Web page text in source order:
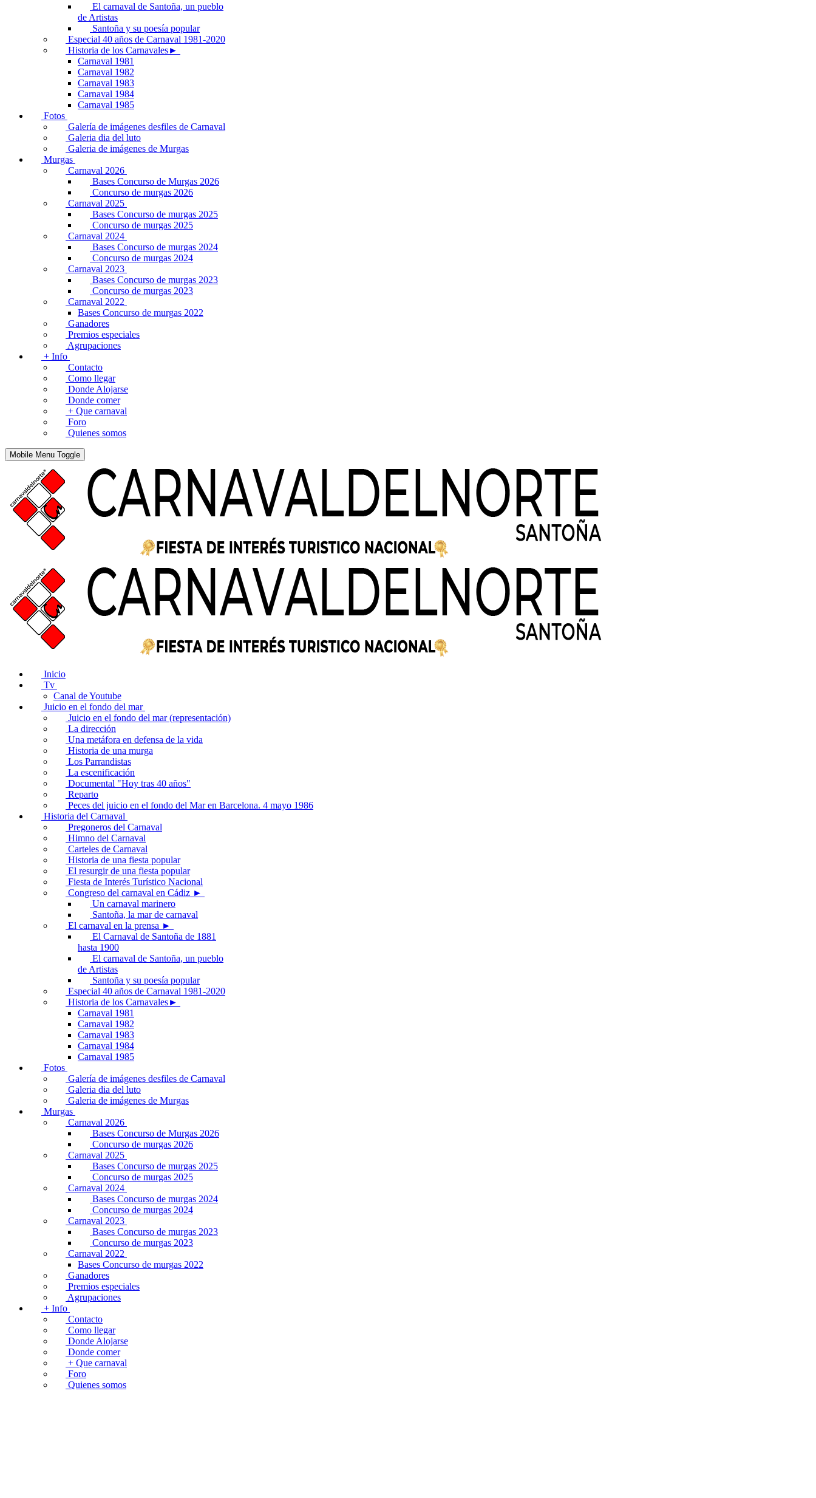
El carnaval de Santoña, un pueblo
de Artistas
Santoña y su poesía popular
Especial 40 años de Carnaval 1981-2020
Historia de los Carnavales►
Carnaval 1981
Carnaval 1982
Carnaval 1983
Carnaval 1984
Carnaval 1985
Fotos
Galería de imágenes desfiles de Carnaval
Galeria dia del luto
Galeria de imágenes de Murgas
Murgas
Carnaval 2026
Bases Concurso de Murgas 2026
Concurso de murgas 2026
Carnaval 2025
Bases Concurso de murgas 2025
Concurso de murgas 2025
Carnaval 2024
Bases Concurso de murgas 2024
Concurso de murgas 2024
Carnaval 2023
Bases Concurso de murgas 2023
Concurso de murgas 2023
Carnaval 2022
Bases Concurso de murgas 2022
Ganadores
Premios especiales
Agrupaciones
+ Info
Contacto
Como llegar
Donde Alojarse
Donde comer
+ Que carnaval
Foro
Quienes somos
Mobile Menu Toggle
Inicio
Tv
Canal de Youtube
Juicio en el fondo del mar
Juicio en el fondo del mar (representación)
La dirección
Una metáfora en defensa de la vida
Historia de una murga
Los Parrandistas
La escenificación
Documental "Hoy tras 40 años"
Reparto
Peces del juicio en el fondo del Mar en Barcelona. 4 mayo 1986
Historia del Carnaval
Pregoneros del Carnaval
Himno del Carnaval
Carteles de Carnaval
Historia de una fiesta popular
El resurgir de una fiesta popular
Fiesta de Interés Turístico Nacional
Congreso del carnaval en Cádiz ►
Un carnaval marinero
Santoña, la mar de carnaval
El carnaval en la prensa ►
El Carnaval de Santoña de 1881
hasta 1900
El carnaval de Santoña, un pueblo
de Artistas
Santoña y su poesía popular
Especial 40 años de Carnaval 1981-2020
Historia de los Carnavales►
Carnaval 1981
Carnaval 1982
Carnaval 1983
Carnaval 1984
Carnaval 1985
Fotos
Galería de imágenes desfiles de Carnaval
Galeria dia del luto
Galeria de imágenes de Murgas
Murgas
Carnaval 2026
Bases Concurso de Murgas 2026
Concurso de murgas 2026
Carnaval 2025
Bases Concurso de murgas 2025
Concurso de murgas 2025
Carnaval 2024
Bases Concurso de murgas 2024
Concurso de murgas 2024
Carnaval 2023
Bases Concurso de murgas 2023
Concurso de murgas 2023
Carnaval 2022
Bases Concurso de murgas 2022
Ganadores
Premios especiales
Agrupaciones
+ Info
Contacto
Como llegar
Donde Alojarse
Donde comer
+ Que carnaval
Foro
Quienes somos